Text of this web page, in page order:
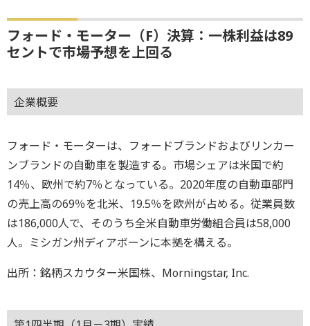
フォード・モーター（F）決算：一株利益は89
セントで市場予想を上回る
企業概要
フォード・モーターは、フォードブランドおよびリンカー
ンブランドの自動車を製造する。市場シェアは米国で約
14％、欧州で約7％となっている。2020年度の自動車部門
の売上高の69％を北米、19.5％を欧州が占める。従業員数
は186,000人で、そのうち全米自動車労働組合員は58,000
人。ミシガン州ディアボーンに本拠を構える。
出所：銘柄スカウター米国株、Morningstar, Inc.